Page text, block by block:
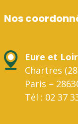
Nos
Eure et Loir
Chartres
Paris –
Tél : 02 37